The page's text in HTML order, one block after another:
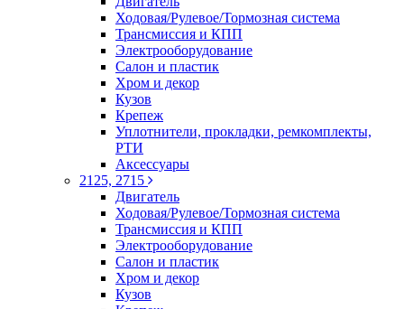
Ходовая/Рулевое/Тормозная система
Трансмиссия и КПП
Электрооборудование
Салон и пластик
Хром и декор
Кузов
Крепеж
Уплотнители, прокладки, ремкомплекты,
РТИ
Аксессуары
2125, 2715
Двигатель
Ходовая/Рулевое/Тормозная система
Трансмиссия и КПП
Электрооборудование
Салон и пластик
Хром и декор
Кузов